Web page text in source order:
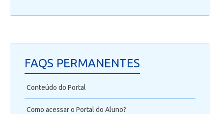
FAQS PERMANENTES
Conteúdo do Portal
Como acessar o Portal do Aluno?